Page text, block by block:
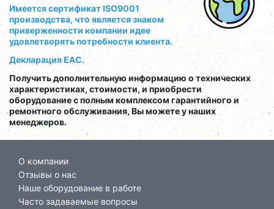
Имеется сертификат ISO9001
производства, что является знаком
приверженности компании идее
удовлетворять потребности клиента.
Декларация EAC.
Получить дополнительную информацию о технических
характеристиках, стоимости, и приобрести
оборудование с полным комплексом гарантийного и
ремонтного обслуживания, Вы можете у наших
менеджеров.
О компании
Отзывы о нас
Наше оборудование в работе
Часто задаваемые вопросы